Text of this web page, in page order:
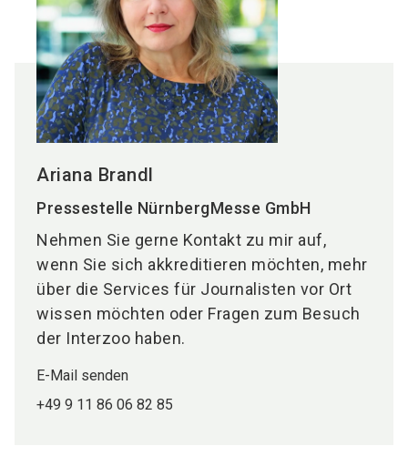
Ariana Brandl
Pressestelle NürnbergMesse GmbH
Nehmen Sie gerne Kontakt zu mir auf,
wenn Sie sich akkreditieren möchten, mehr
über die Services für Journalisten vor Ort
wissen möchten oder Fragen zum Besuch
der Interzoo haben.
E-Mail senden
+49 9 11 86 06 82 85